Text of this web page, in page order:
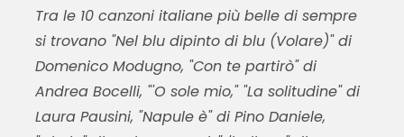
Tra le 10 canzoni italiane più belle di sempre
si trovano "Nel blu dipinto di blu (Volare)" di
Domenico Modugno, "Con te partirò" di
Andrea Bocelli, "'O sole mio," "La solitudine" di
Laura Pausini, "Napule è" di Pino Daniele,